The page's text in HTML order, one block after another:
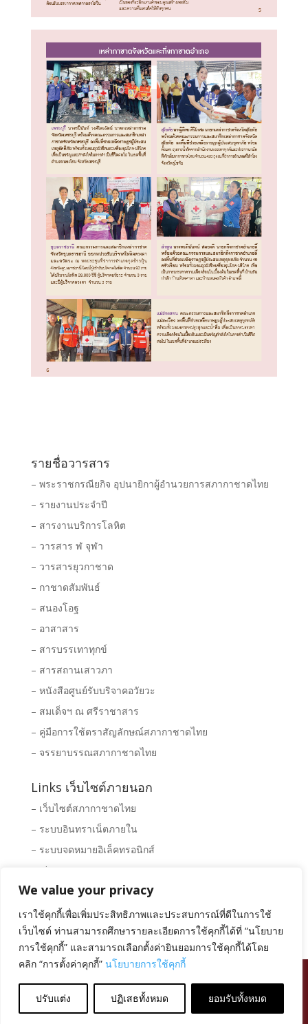
We value your privacy
เราใช้คุกกี้เพื่อเพิ่มประสิทธิภาพและประสบการณ์ที่ดีในการใช้
เว็บไซต์ ท่านสามารถศึกษารายละเอียดการใช้คุกกี้ได้ที่ “นโยบาย
การใช้คุกกี้” และสามารถเลือกตั้งค่ายินยอมการใช้คุกกี้ได้โดย
คลิก “การตั้งค่าคุกกี้” นโยบายการใช้คุกกี้
ปรับแต่ง ปฏิเสธทั้งหมด ยอมรับทั้งหมด
รายชื่อวารสาร
– พระราชกรณียกิจ อุปนายิกาผู้อำนวยการสภากาชาดไทย
– รายงานประจำปี
– สารงานบริการโลหิต
– วารสาร ฬ จุฬา
– วารสารยุวกาชาด
– กาชาดสัมพันธ์
– สนองโอฐ
– อาสาสาร
– สารบรรเทาทุกข์
– สารสถานเสาวภา
– หนังสือศูนย์รับบริจาคอวัยวะ
– สมเด็จฯ ณ ศรีราชาสาร
– คู่มือการใช้ตราสัญลักษณ์สภากาชาดไทย
– จรรยาบรรณสภากาชาดไทย
Links เว็บไซต์ภายนอก
– เว็บไซต์สภากาชาดไทย
– ระบบอินทราเน็ตภายใน
– ระบบจดหมายอิเล็คทรอนิกส์
– Clipping News
– ระบบจัดซื้อ – จัดจ้างสภากาชาดไทย
– พิพิธภัณฑ์สภากาชาดไทย
ข้อมูลส่วนบุคคล
|นโยบายคุกกี้ ข้อตกลงการใช้งาน|
มาตรการรักษาความมั่นคงปลอดภัยข้อมูลส่วนบุคคล